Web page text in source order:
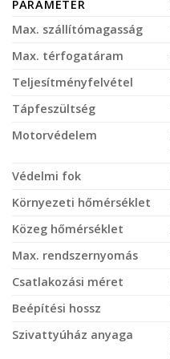
PARAMÉTER
Max. szállítómagasság
Max. térfogatáram
Teljesítményfelvétel
Tápfeszültség
Motorvédelem
Védelmi fok
Környezeti hőmérséklet
Közeg hőmérséklet
Max. rendszernyomás
Csatlakozási méret
Beépítési hossz
Szivattyúház anyaga